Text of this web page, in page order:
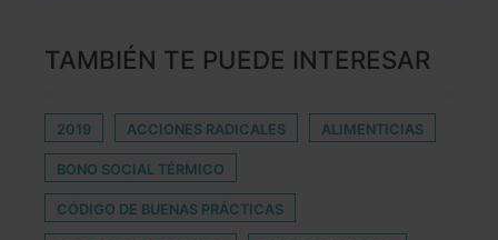
TAMBIÉN TE PUEDE INTERESAR
2019 ACCIONES RADICALES ALIMENTICIAS
BONO SOCIAL TÉRMICO
CÓDIGO DE BUENAS PRÁCTICAS